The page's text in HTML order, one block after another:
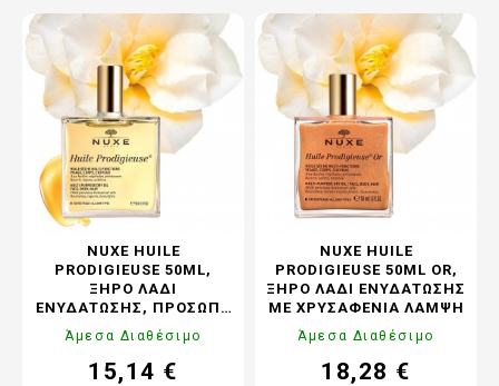
NUXE HUILE
PRODIGIEUSE 50ML,
ΞΗΡΌ ΛΆΔΙ
ΕΝΥΔΆΤΩΣΗΣ, ΠΡΌΣΩΠΟ
ΣΏΜΑ ΚΑΙ ΜΑΛΛΙΆ
Άμεσα Διαθέσιμο
Τιμή
15,14 €
NUXE HUILE
PRODIGIEUSE 50ML OR,
ΞΗΡΌ ΛΆΔΙ ΕΝΥΔΆΤΩΣΗΣ
ΜΕ ΧΡΥΣΑΦΈΝΙΑ ΛΆΜΨΗ
Άμεσα Διαθέσιμο
Τιμή
18,28 €